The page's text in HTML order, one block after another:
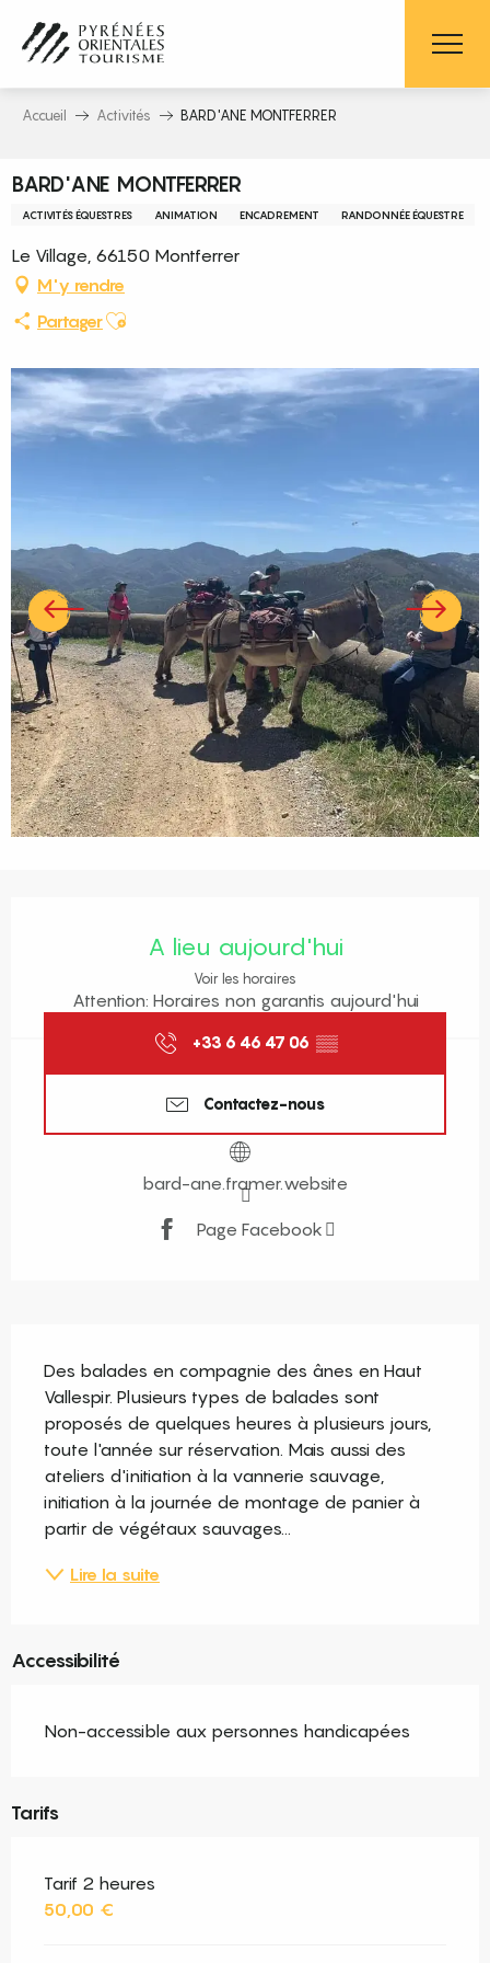
contenu
principal
Accueil Activités BARD'ANE MONTFERRER
BARD'ANE MONTFERRER
ACTIVITÉS ÉQUESTRES ANIMATION ENCADREMENT RANDONNÉE ÉQUESTRE
Le Village, 66150 Montferrer
M'y rendre
PartagerAjouter aux favoris
A lieu aujourd'hui
Voir les horaires
Attention: Horaires non garantis aujourd'hui
+33 6 46 47 06 ▒▒
Contactez-nous
bard-ane.framer.website
Page Facebook
Des balades en compagnie des ânes en Haut
Vallespir. Plusieurs types de balades sont
proposés de quelques heures à plusieurs jours,
toute l'année sur réservation. Mais aussi des
ateliers d'initiation à la vannerie sauvage,
initiation à la journée de montage de panier à
partir de végétaux sauvages...
Lire la suite
Accessibilité
Non-accessible aux personnes handicapées
Tarifs
Tarif 2 heures
50,00 €